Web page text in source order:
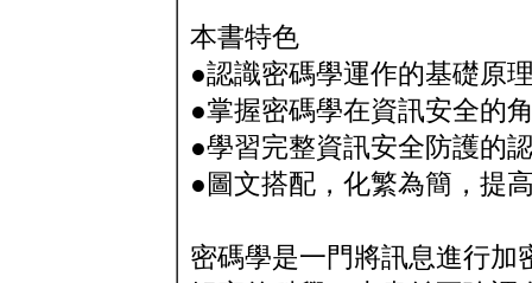
本書特色
●認識密碼學運作的基礎原
●掌握密碼學在資訊安全的
●學習完整資訊安全防護的
●圖文搭配，化繁為簡，提
密碼學是一門將訊息進行加